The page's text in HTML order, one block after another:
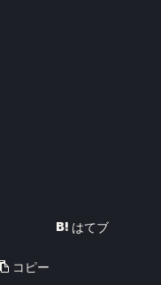
はてブ
コピー